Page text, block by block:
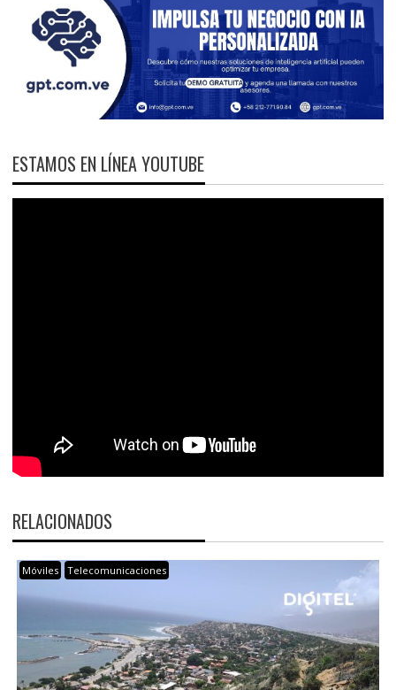
ESTAMOS EN LÍNEA YOUTUBE
RELACIONADOS
Móviles Telecomunicaciones